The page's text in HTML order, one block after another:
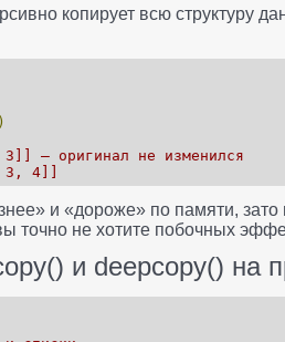
копирует всю структуру
)
— оригинал не изменился
4]]
и «дороже» по памяти, зато
точно не хотите побочных
и deepcopy() на